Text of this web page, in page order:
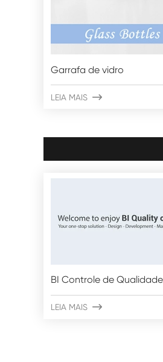
Garrafa de vidro
LEIA MAIS 
BI Controle de Qualidade
LEIA MAIS 